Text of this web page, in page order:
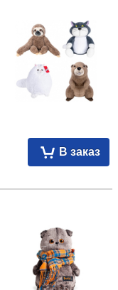
В заказ